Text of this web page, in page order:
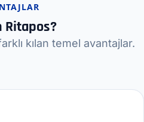
Ritapos?
kılan temel avantajlar.